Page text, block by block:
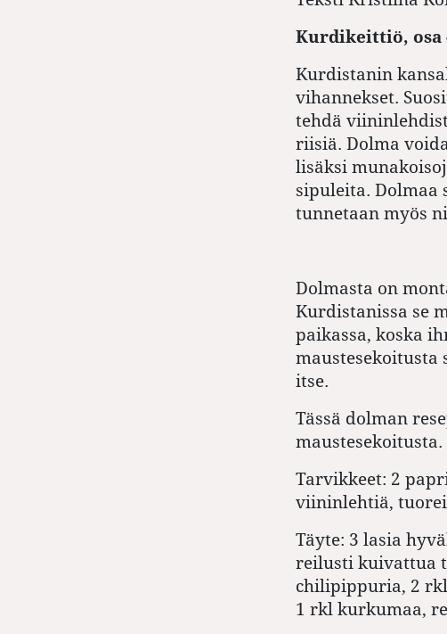
Kurdikeittiö, osa
Kurdistanin
vihannekset.
tehdä
riisiä. Dolma
lisäksi
sipuleita. Dolmaa
tunnetaan myös
Dolmasta on
Kurdistanissa se
paikassa, koska
maustesekoitusta
itse.
Tässä dolman
Tarvikkeet: 2
viininlehtiä,
Täyte: 3 lasia
reilusti kuivattua
chilipippuria, 2
1 rkl kurkumaa,